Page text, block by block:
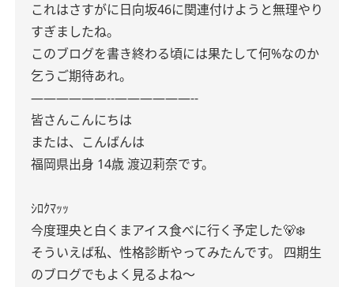
これはさすがに日向坂46に関連付けようと無理やり
すぎましたね。
このブログを書き終わる頃には果たして何%なのか
乞うご期待あれ。
——————-‐——————-‐
皆さんこんにちは
または、こんばんは
福岡県出身 14歳 渡辺莉奈です。
ｼﾛｸﾏｯｯ
今度理央と白くまアイス食べに行く予定した🐻‍❄️
そういえば私、性格診断やってみたんです。
四期生
のブログでもよく見るよね〜